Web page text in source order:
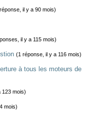
il y a 90 mois)
il y a 115 mois)
(1 réponse, il y a 116 mois)
à tous les moteurs de
123 mois)
mois)